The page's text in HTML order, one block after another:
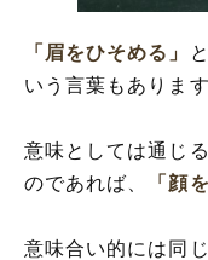
「眉をひそめる」
いう言葉もあります
意味としては通じ
のであれば、
「顔
意味合い的には同